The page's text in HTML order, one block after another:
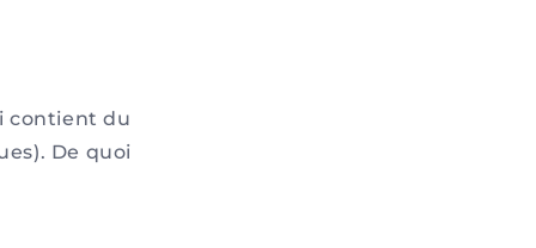
contient du
De quoi